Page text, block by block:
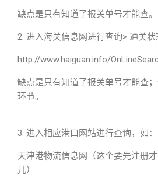
缺点是只有知道了报关单号才能查。
2. 进入海关信息网进行查询> 通关状
http://www.haiguan.info/
缺点是只有知道了报关单号才能查
环节。
3. 进入相应港口网站进行查询，如：
天津港物流信息网（这个要先注册
儿）